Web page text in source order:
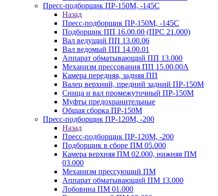
Пресс-подборщик ПР-150М, -145С
Назад
Пресс-подборщик ПР-150М, -145С
Подборщик ПП 16.00.00 (ПРС 21.000)
Вал ведущий ПП 13.00.06
Вал ведомый ПП 14.00.01
Аппарат обматывающий ПП 13.000
Механизм прессования ПП 15.00.00А
Камера передняя, задняя ПП
Валец верхний, предний задний ПР-150М
Сница и вал промежуточный ПР-150М
Муфты предохранительные
Общая сборка ПР-150М
Пресс-подборщик ПР-120М, -200
Назад
Пресс-подборщик ПР-120М, -200
Подборщик в сборе ПМ 05.000
Камера верхняя ПМ 02.000, нижняя ПМ
03.000
Механизм прессующий ПМ
Аппарат обматывающий ПМ 13.000
Лобовина ПМ 01.000